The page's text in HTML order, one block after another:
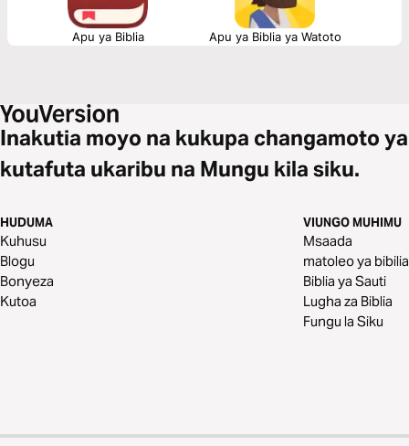
Apu ya Biblia Apu ya Biblia ya Watoto
Inakutia moyo na kukupa changamoto ya
kutafuta ukaribu na Mungu kila siku.
HUDUMA
Kuhusu
Blogu
Bonyeza
Kutoa
VIUNGO MUHIMU
Msaada
matoleo ya bibilia
Biblia ya Sauti
Lugha za Biblia
Fungu la Siku